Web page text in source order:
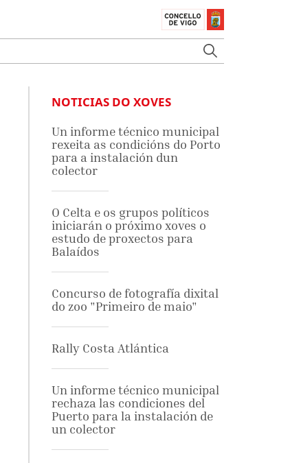
NOTICIAS DO XOVES
Un informe técnico municipal
rexeita as condicións do Porto
para a instalación dun
colector
O Celta e os grupos políticos
iniciarán o próximo xoves o
estudo de proxectos para
Balaídos
Concurso de fotografía dixital
do zoo "Primeiro de maio"
Rally Costa Atlántica
Un informe técnico municipal
rechaza las condiciones del
Puerto para la instalación de
un colector